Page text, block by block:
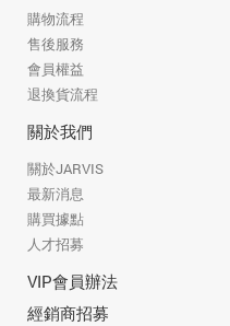
購物流程
售後服務
會員權益
退換貨流程
關於我們
關於JARVIS
最新消息
購買據點
人才招募
VIP會員辦法
經銷商招募